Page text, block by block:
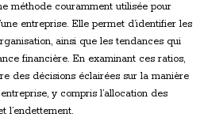
méthode couramment utilisée pour
entreprise. Elle permet d’identifier les
ainsi que les tendances qui
financière. En examinant ces ratios,
des décisions éclairées sur la manière
y compris l’allocation des
l’endettement.